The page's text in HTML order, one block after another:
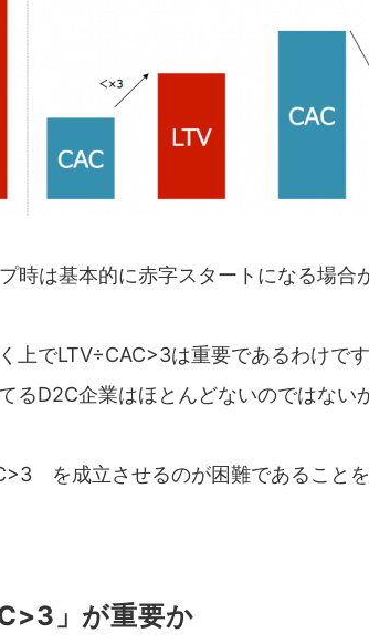
時は基本的に赤字スタートになる場合
上でLTV÷CAC>3は重要であるわけで
るD2C企業はほとんどないのではない
を成立させるのが困難であること
」が重要か